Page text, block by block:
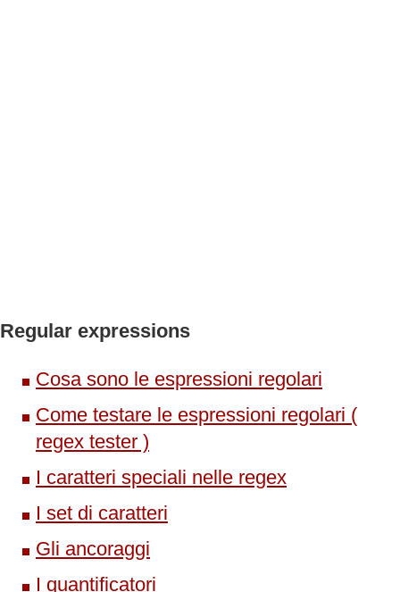
Regular expressions
Cosa sono le espressioni regolari
Come testare le espressioni regolari (
regex tester )
I caratteri speciali nelle regex
I set di caratteri
Gli ancoraggi
I quantificatori